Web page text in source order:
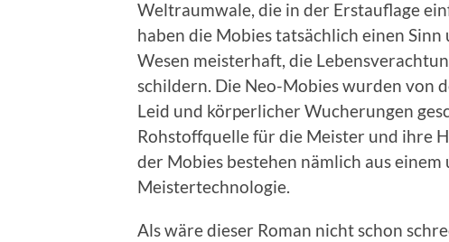
Weltraumwale, die in der Erstauflage
haben die Mobies tatsächlich einen
Wesen meisterhaft, die
schildern. Die Neo-Mobies wurden von
Leid und körperlicher Wucherungen
Rohstoffquelle für die Meister und ihre
der Mobies bestehen nämlich aus
Meistertechnologie.
Als wäre dieser Roman nicht schon